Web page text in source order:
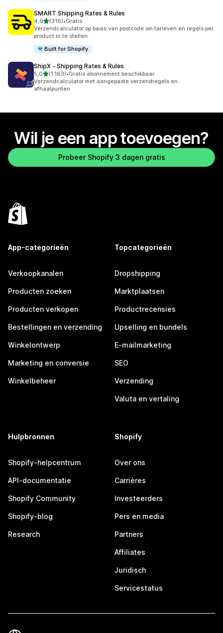
SMART Shipping Rates & Rules
4,9van 5 sterren
(316)
316 recensies in totaal
•Gratis
Verzendcalculator op basis van postcode om tarieven en regels per
product in te stellen
Built for Shopify
ShipX ‑ Shipping Rates & Rules
5,0van 5 sterren
(1.163)
1163 recensies in totaal
•Gratis abonnement beschikbaar
Verzendcalculator met aangepaste verzendregels en
afhaalpunten
Wil je een app toevoegen?
Probeer Shopify 3 dagen gratis
App-categorieën
Verkoopkanalen
Producten zoeken
Producten verkopen
Bestellingen en verzending
Winkelontwerp
Marketing en conversie
Winkelbeheer
Topcategorieën
Dropshipping
Marktplaatsen
Productrecensies
Upselling en bundels
E-mailmarketing
SEO
Verzending
Valuta en vertaling
Hulpbronnen
Shopify-helpcentrum
API-documentatie
Shopify Community
Shopify-blog
Research
Shopify
Over ons
Carrières
Investeerders
Pers en media
Partners
Affiliates
Juridisch
Servicestatus